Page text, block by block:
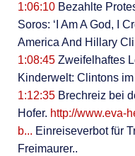
1:06:10Bezahlte
Soros: ‘I Am A God, I
America And Hillary
1:08:45Zweifelhaftes
Kinderwelt: Clintons
1:12:35Brechreiz bei
Hofer. http://www.eva-
b... Einreiseverbot für
Freimaurer..